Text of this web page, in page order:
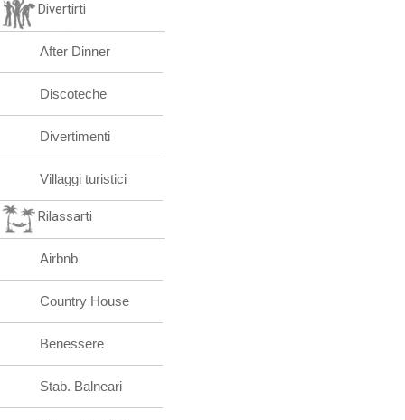
Divertirti
After Dinner
Discoteche
Divertimenti
Villaggi turistici
Rilassarti
Airbnb
Country House
Benessere
Stab. Balneari